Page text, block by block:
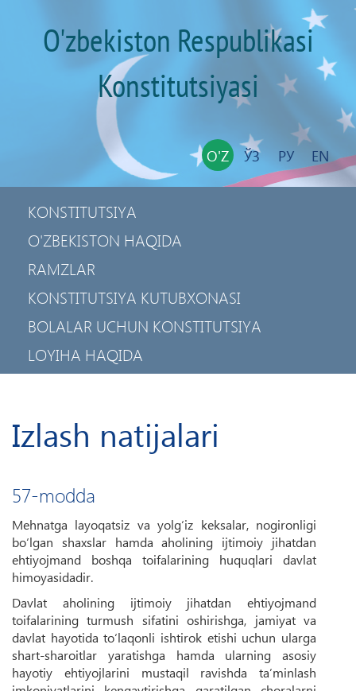
O'zbekiston Respublikasi
Konstitutsiyasi
O'Z ЎЗ РУ EN
KONSTITUTSIYA
O'ZBEKISTON HAQIDA
RAMZLAR
KONSTITUTSIYA KUTUBXONASI
BOLALAR UCHUN KONSTITUTSIYA
LOYIHA HAQIDA
Izlash natijalari
57-modda
Mehnatga layoqatsiz va yolg‘iz keksalar, nogironligi
bo‘lgan shaxslar hamda aholining ijtimoiy jihatdan
ehtiyojmand boshqa toifalarining huquqlari davlat
himoyasidadir.
Davlat aholining ijtimoiy jihatdan ehtiyojmand
toifalarining turmush sifatini oshirishga, jamiyat va
davlat hayotida to‘laqonli ishtirok etishi uchun ularga
shart-sharoitlar yaratishga hamda ularning asosiy
hayotiy ehtiyojlarini mustaqil ravishda ta’minlash